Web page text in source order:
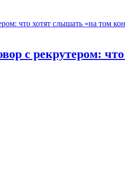
с рекрутером: